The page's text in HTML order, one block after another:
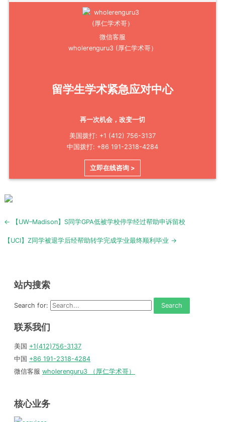
微信客服
wholerenguru3 (厚仁学术哥）
留学生学术紧急应对中心
再一次机会，改变一切
美国拨打: +1 (412) 756-3137
中国拨打: +86 191-2318-4284
立即在线咨询 >
Post
← 【UW–Madison】S同学GPA低被学校停学经过帮助申诉留校
【UCI】Z同学被退学后经帮助转学完成学业最终顺利毕业 →
站内搜索
Search for:
联系我们
美国 +1(412)756-3137
中国 +86 191-2318-4284
微信客服 wholerenguru3 （厚仁学术哥）
核心业务